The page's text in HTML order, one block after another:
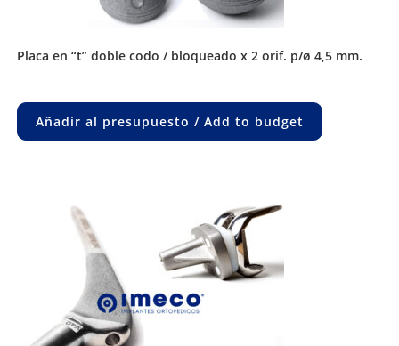
placa en “t” doble codo / bloqueado x 2 orif. p/ø 4,5 mm.
Añadir al presupuesto / Add to budget